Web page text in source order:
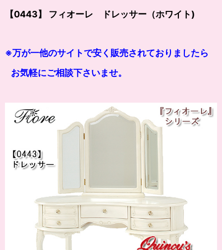
【0443】 フィオーレ ドレッサー（ホワイト)
※万が一他のサイトで安く販売されておりましたら
お気軽にご相談下さいませ。